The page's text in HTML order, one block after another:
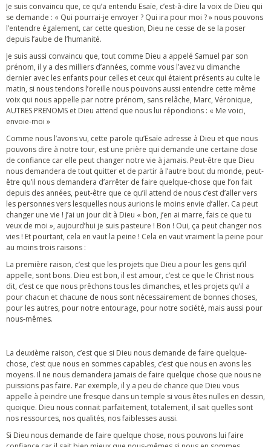
Je suis convaincu que, ce qu’a entendu Esaïe, c’est-à-dire la voix de Dieu qui
se demande : « Qui pourrai-je envoyer ? Qui ira pour moi ? » nous pouvons
l’entendre également, car cette question, Dieu ne cesse de se la poser
depuis l’aube de l’humanité.
Je suis aussi convaincu que, tout comme Dieu a appelé Samuel par son
prénom, il y a des milliers d’années, comme vous l’avez vu dimanche
dernier avec les enfants pour celles et ceux qui étaient présents au culte le
matin, si nous tendons l’oreille nous pouvons aussi entendre cette même
voix qui nous appelle par notre prénom, sans relâche, Marc, Véronique,
AUTRES PRENOMS et Dieu attend que nous lui répondions : « Me voici,
envoie-moi »
Comme nous l’avons vu, cette parole qu’Esaïe adresse à Dieu et que nous
pouvons dire à notre tour, est une prière qui demande une certaine dose
de confiance car elle peut changer notre vie à jamais. Peut-être que Dieu
nous demandera de tout quitter et de partir à l’autre bout du monde, peut-
être qu’il nous demandera d’arrêter de faire quelque-chose que l’on fait
depuis des années, peut-être que ce qu’il attend de nous c’est d’aller vers
les personnes vers lesquelles nous aurions le moins envie d’aller. Ca peut
changer une vie ! J’ai un jour dit à Dieu « bon, j’en ai marre, fais ce que tu
veux de moi », aujourd’hui je suis pasteure ! Bon ! Oui, ça peut changer nos
vies ! Et pourtant, cela en vaut la peine ! Cela en vaut vraiment la peine pour
au moins trois raisons :
La première raison, c’est que les projets que Dieu a pour les gens qu’il
appelle, sont bons. Dieu est bon, il est amour, c’est ce que le Christ nous
dit, c’est ce que nous prêchons tous les dimanches, et les projets qu’il a
pour chacun et chacune de nous sont nécessairement de bonnes choses,
pour les autres, pour notre entourage, pour notre société, mais aussi pour
nous-mêmes.
La deuxième raison, c’est que si Dieu nous demande de faire quelque-
chose, c’est que nous en sommes capables, c’est que nous en avons les
moyens. Il ne nous demandera jamais de faire quelque chose que nous ne
puissions pas faire. Par exemple, il y a peu de chance que Dieu vous
appelle à peindre une fresque dans un temple si vous êtes nulles en dessin,
quoique. Dieu nous connait parfaitement, totalement, il sait quelles sont
nos ressources, nos qualités, nos faiblesses aussi.
Si Dieu nous demande de faire quelque chose, nous pouvons lui faire